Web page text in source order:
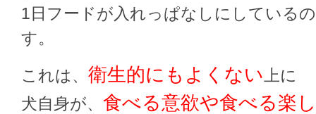
1日フードが入れっぱなしにしている
す。
これは、 衛生的にもよくない 上に
犬自身が、 食べる意欲や食べる楽